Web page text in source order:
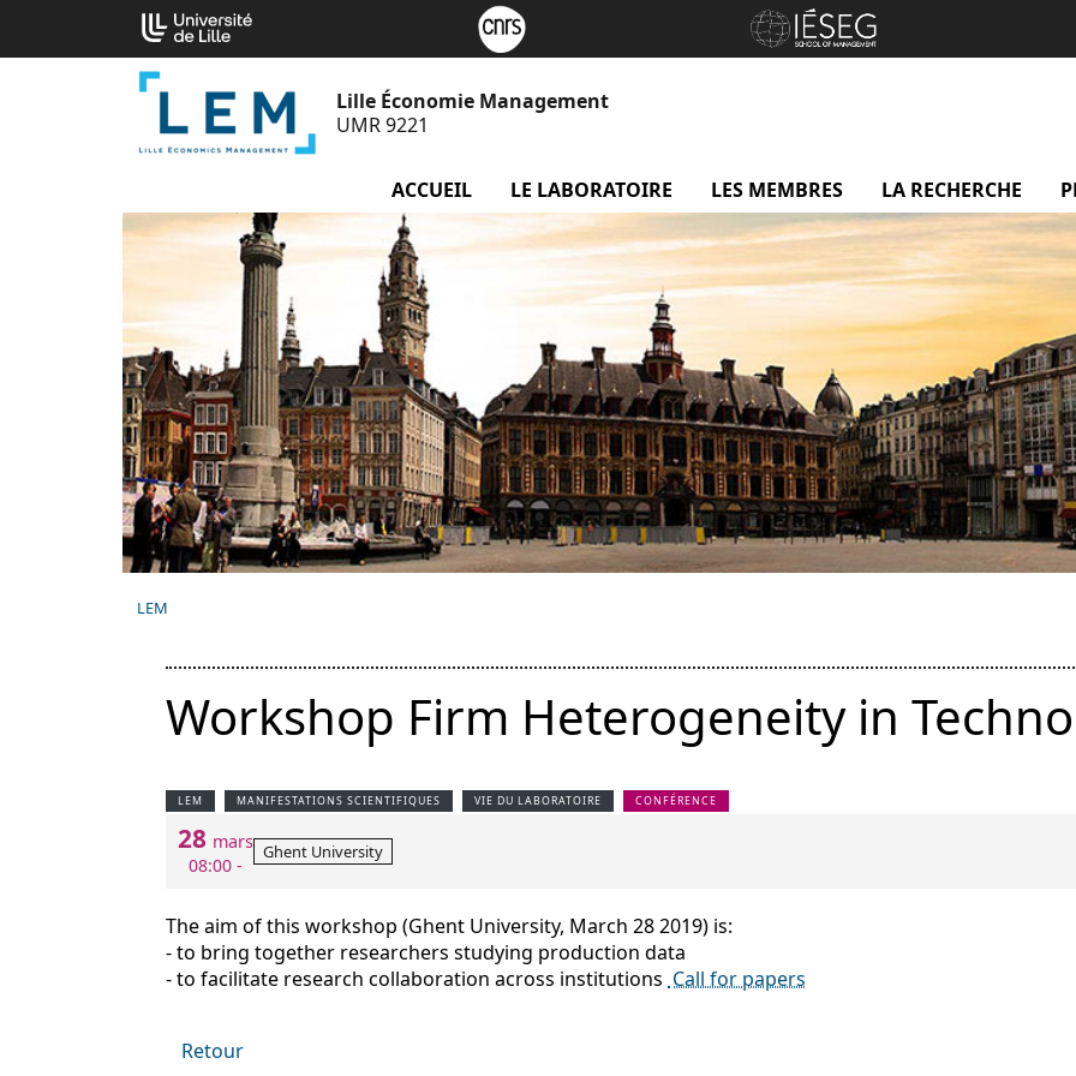
contenu
Lille Économie Management
UMR 9221
ACCUEIL LE LABORATOIRE menu Le laboratoire
LES MEMBRES menu Les membres
LA RECHERCHE
LEM
Workshop Firm Heterogeneity in
LEM MANIFESTATIONS SCIENTIFIQUES VIE DU LABORATOIRE CONFÉRENCE
28 mars
08:00 -
Ghent University
The aim of this workshop (Ghent University, March 28 2019) is:
- to bring together researchers studying production data
- to facilitate research collaboration across institutions Call for papers
Retour
Cookies management panel